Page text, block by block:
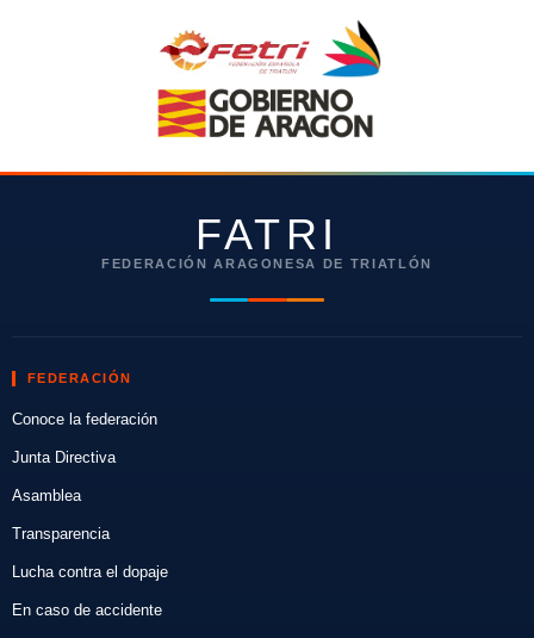
FATRI
FEDERACIÓN ARAGONESA DE TRIATLÓN
FEDERACIÓN
Conoce la federación
Junta Directiva
Asamblea
Transparencia
Lucha contra el dopaje
En caso de accidente